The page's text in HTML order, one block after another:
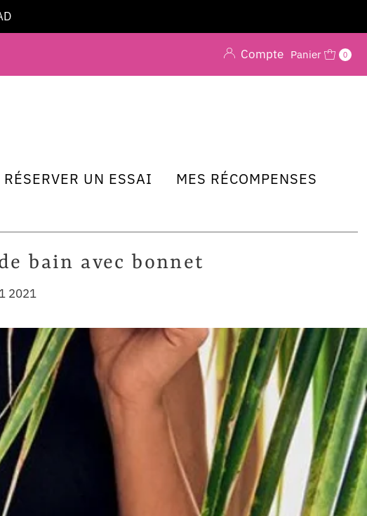
Compte Panier 0
RÉSERVER UN ESSAI
MES RÉCOMPENSES
bain avec bonnet
2021